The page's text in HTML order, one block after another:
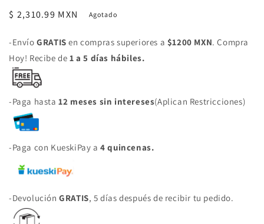
Precio
$ 2,310.99 MXN Agotado
-EnvíoGRATIS en compras superiores a $1200 MXN. Compra
Hoy! Recibe de 1 a 5 días hábiles.
-Paga hasta12 meses sin intereses(Aplican Restricciones)
-Paga con KueskiPay a4 quincenas.
-DevoluciónGRATIS, 5 días después de recibir tu pedido.